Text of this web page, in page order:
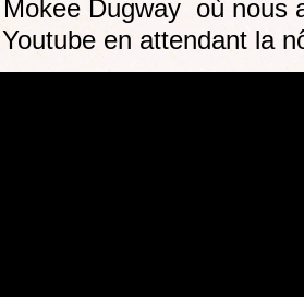
Mokee Dugway où nous
en attendant la